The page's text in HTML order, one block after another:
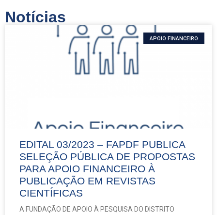
Notícias
APOIO FINANCEIRO
EDITAL 03/2023 – FAPDF PUBLICA
SELEÇÃO PÚBLICA DE PROPOSTAS
PARA APOIO FINANCEIRO À
PUBLICAÇÃO EM REVISTAS
CIENTÍFICAS
A FUNDAÇÃO DE APOIO À PESQUISA DO DISTRITO